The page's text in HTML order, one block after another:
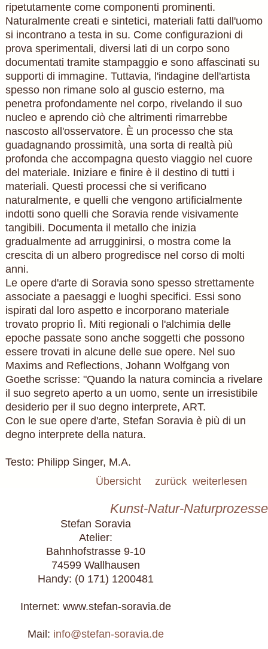
ripetutamente come componenti prominenti.
Naturalmente creati e sintetici, materiali fatti dall'uomo
si incontrano a testa in su. Come configurazioni di
prova sperimentali, diversi lati di un corpo sono
documentati tramite stampaggio e sono affascinati su
supporti di immagine. Tuttavia, l'indagine dell'artista
spesso non rimane solo al guscio esterno, ma
penetra profondamente nel corpo, rivelando il suo
nucleo e aprendo ciò che altrimenti rimarrebbe
nascosto all'osservatore. È un processo che sta
guadagnando prossimità, una sorta di realtà più
profonda che accompagna questo viaggio nel cuore
del materiale. Iniziare e finire è il destino di tutti i
materiali. Questi processi che si verificano
naturalmente, e quelli che vengono artificialmente
indotti sono quelli che Soravia rende visivamente
tangibili. Documenta il metallo che inizia
gradualmente ad arrugginirsi, o mostra come la
crescita di un albero progredisce nel corso di molti
anni.
Le opere d'arte di Soravia sono spesso strettamente
associate a paesaggi e luoghi specifici. Essi sono
ispirati dal loro aspetto e incorporano materiale
trovato proprio lì. Miti regionali o l'alchimia delle
epoche passate sono anche soggetti che possono
essere trovati in alcune delle sue opere. Nel suo
Maxims and Reflections, Johann Wolfgang von
Goethe scrisse: "Quando la natura comincia a rivelare
il suo segreto aperto a un uomo, sente un irresistibile
desiderio per il suo degno interprete, ART.
Con le sue opere d'arte, Stefan Soravia è più di un
degno interprete della natura.
Testo: Philipp Singer, M.A.
Übersicht
zurück weiterlesen
Kunst-Natur-Naturprozesse
Stefan Soravia
Atelier:
Bahnhofstrasse 9-10
74599 Wallhausen
Handy: (0 171) 1200481
Internet: www.stefan-soravia.de
Mail: info@stefan-soravia.de